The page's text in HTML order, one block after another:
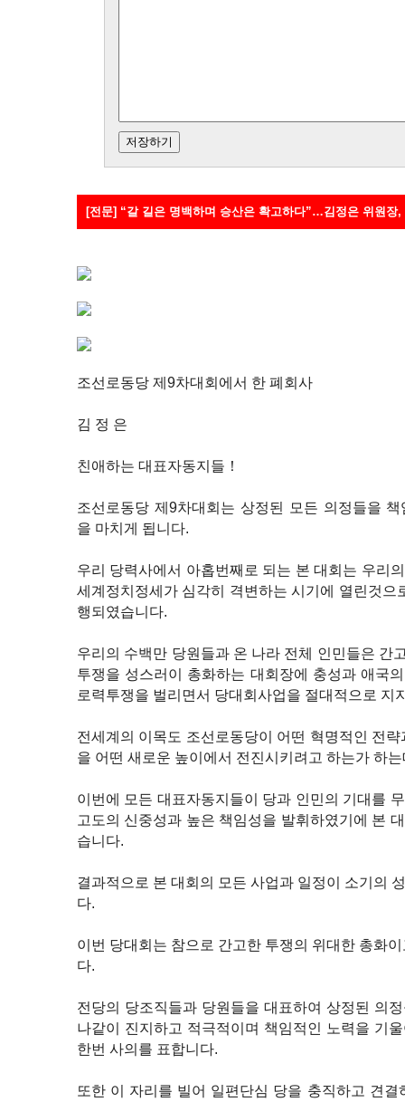
[전문] “갈 길은 명백하며 승산은 확고하다”…김정은 위원장
조선로동당 제9차대회에서 한 폐회사
김 정 은
친애하는 대표자동지들！
조선로동당 제9차대회는 상정된 모든 의정들을
을 마치게 됩니다.
우리 당력사에서 아홉번째로 되는 본 대회는 우리
세계정치정세가 심각히 격변하는 시기에 열린것으
행되였습니다.
우리의 수백만 당원들과 온 나라 전체 인민들은 간
투쟁을 성스러이 총화하는 대회장에 충성과 애국
로력투쟁을 벌리면서 당대회사업을 절대적으로 지
전세계의 이목도 조선로동당이 어떤 혁명적인 전
을 어떤 새로운 높이에서 전진시키려고 하는가 하
이번에 모든 대표자동지들이 당과 인민의 기대를
고도의 신중성과 높은 책임성을 발휘하였기에 본
습니다.
결과적으로 본 대회의 모든 사업과 일정이 소기의
다.
이번 당대회는 참으로 간고한 투쟁의 위대한 총화
다.
전당의 당조직들과 당원들을 대표하여 상정된 의
나같이 진지하고 적극적이며 책임적인 노력을 기
한번 사의를 표합니다.
또한 이 자리를 빌어 일편단심 당을 충직하고 견